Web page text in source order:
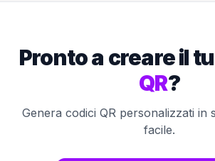
Pronto a creare il
QR?
Genera codici QR personalizzati in
facile.